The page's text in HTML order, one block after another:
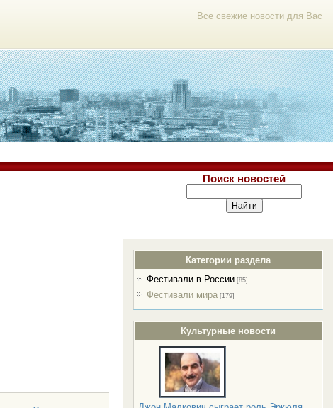
Все свежие новости для Вас
Поиск новостей
Категории раздела
Фестивали в России [85]
Фестивали мира [179]
Культурные новости